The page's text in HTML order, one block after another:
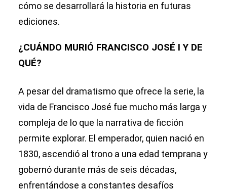
cómo se desarrollará la historia en futuras
ediciones.
¿CUÁNDO MURIÓ FRANCISCO JOSÉ I Y DE
QUÉ?
A pesar del dramatismo que ofrece la serie, la
vida de Francisco José fue mucho más larga y
compleja de lo que la narrativa de ficción
permite explorar. El emperador, quien nació en
1830, ascendió al trono a una edad temprana y
gobernó durante más de seis décadas,
enfrentándose a constantes desafíos